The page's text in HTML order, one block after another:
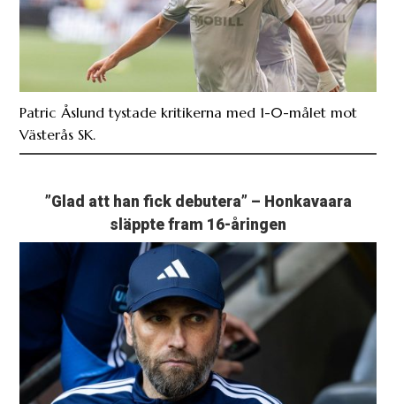
Patric Åslund tystade kritikerna med 1-0-målet mot
Västerås SK.
”Glad att han fick debutera” – Honkavaara
släppte fram 16-åringen